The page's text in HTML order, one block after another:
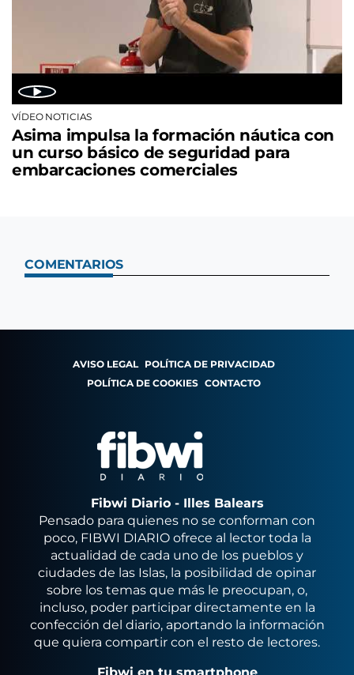
VÍDEO NOTICIAS
Asima impulsa la formación náutica con
un curso básico de seguridad para
embarcaciones comerciales
COMENTARIOS
AVISO LEGAL POLÍTICA DE PRIVACIDAD
POLÍTICA DE COOKIES CONTACTO
Fibwi Diario - Illes Balears
Pensado para quienes no se conforman con
poco, FIBWI DIARIO ofrece al lector toda la
actualidad de cada uno de los pueblos y
ciudades de las Islas, la posibilidad de opinar
sobre los temas que más le preocupan, o,
incluso, poder participar directamente en la
confección del diario, aportando la información
que quiera compartir con el resto de lectores.